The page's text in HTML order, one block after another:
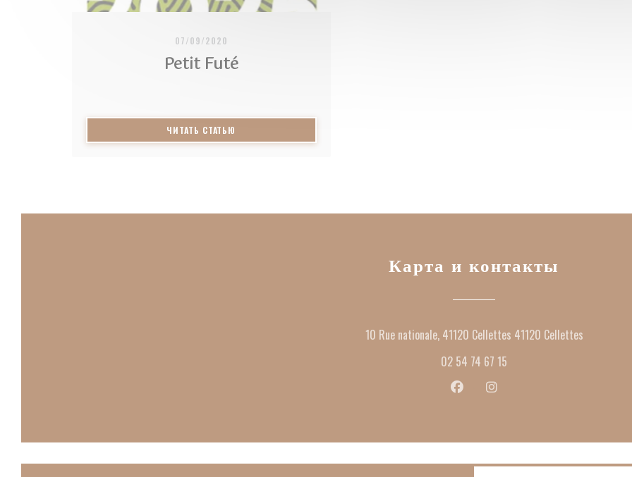
07/09/2020
Petit Futé
ЧИТАТЬ СТАТЬЮ
Карта и контакты
10 Rue nationale, 41120 Cellettes 41120 Cellettes
02 54 74 67 15
Facebook ((открывается в новом
Instagram ((открывается в